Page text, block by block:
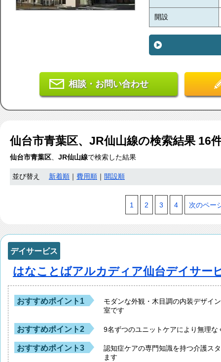
開設
相談・お問い合わせ
仙台市青葉区、JR仙山線の検索結果 16
仙台市青葉区 JR仙山線で検索した結果
並び替え 新着順 費用順 開設順
1 2 3 4 次のペー
デイサービス
はなことばアルカディア仙台デイサー
おすすめポイント1
モダンな外観・木目調の内装デザイ
室です
おすすめポイント2 9名ずつのユニットケアにより無理
おすすめポイント3
認知症ケアの専門知識を持つ介護ス
ます